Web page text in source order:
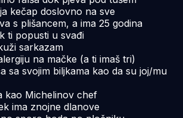
kečap doslovno na sve
s plišancem, a ima 25 godina
ti popusti u svađi
sarkazam
na mačke (a ti imaš tri)
sa svojim biljkama kao da su joj/mu
kao Michelinov chef
ima znojne dlanove